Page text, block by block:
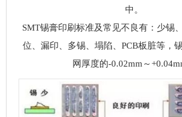
中。
SMT锡膏印刷标准及常见不良有：少锡
位、漏印、多锡、塌陷、PCB板脏等，
网厚度的-0.02mm～